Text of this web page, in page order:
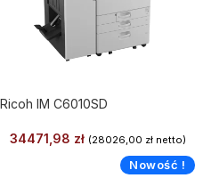
Ricoh IM C6010SD
34471,98 zł (28026,00 złnetto)
Nowość !